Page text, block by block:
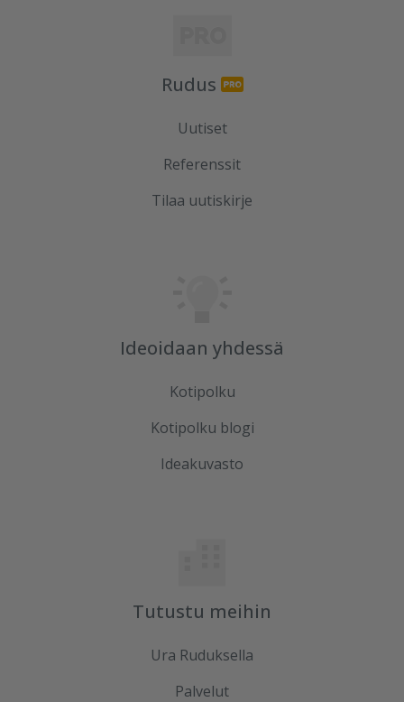
Rudus
Uutiset
Referenssit
Tilaa uutiskirje
Ideoidaan yhdessä
Kotipolku
Kotipolku blogi
Ideakuvasto
Tutustu meihin
Ura Ruduksella
Palvelut